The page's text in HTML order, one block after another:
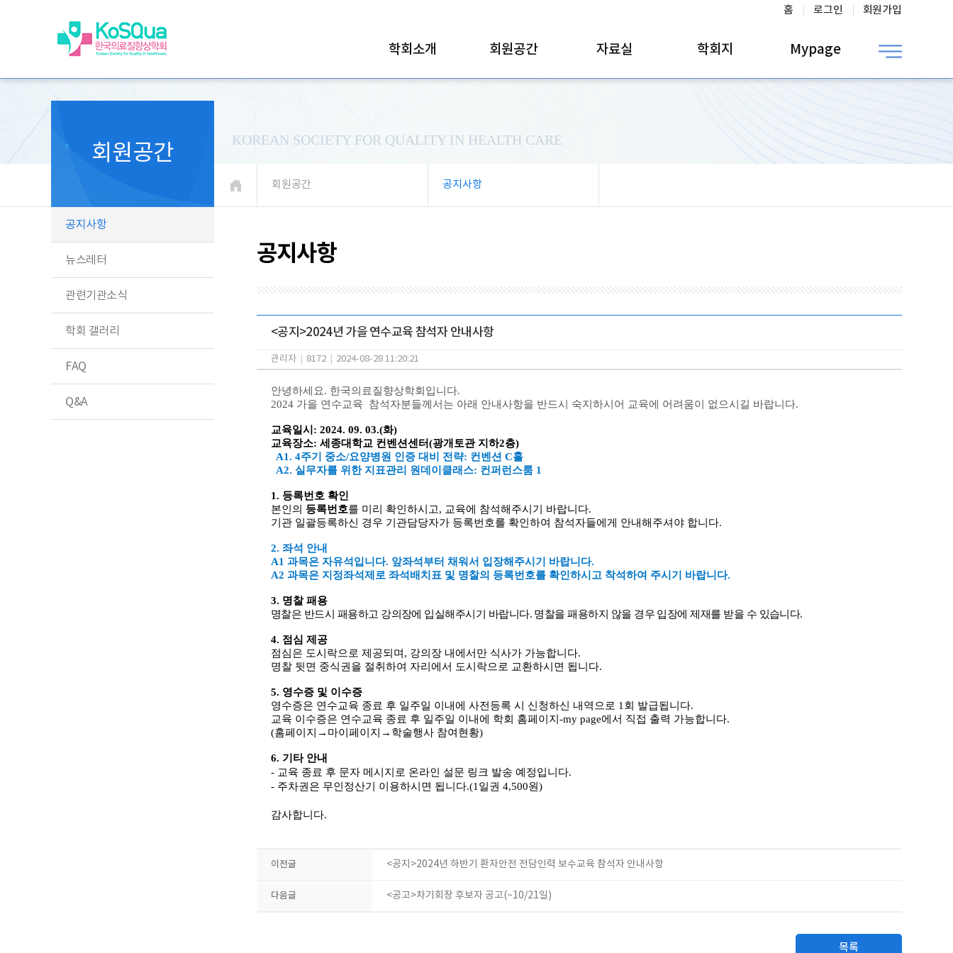
홈 로그인 회원가입
학회소개 회원공간 자료실 학회지 Mypage
KOREAN SOCIETY FOR QUALITY IN HEALTH CARE
회원공간 공지사항
회원공간
공지사항
뉴스레터
관련기관소식
학회 갤러리
FAQ
Q&A
공지사항
<공지>2024년 가을 연수교육 참석자 안내사항
관리자 8172 2024-08-28 11:20:21
안녕하세요. 한국의료질향상학회입니다.
2024 가을 연수교육 참석자분들께서는 아래 안내사항을 반드시 숙지하시어 교육에 어려움이 없으시길 바랍니다.
교육일시 : 2024. 09. 03.(화)
교육장소: 세종대학교 컨벤션센터(광개토관 지하2층)
A1. 4주기 중소/요양병원 인증 대비 전략: 컨벤션 C홀
A2. 실무자를 위한 지표관리 원데이클래스: 컨퍼런스룸 1
1. 등록번호 확인
본인의 등록번호를 미리 확인하시고, 교육에 참석해주시기 바랍니다.
기관 일괄등록하신 경우 기관담당자가 등록번호를 확인하여 참석자들에게 안내해주셔야 합니다.
2. 좌석 안내
A1 과목은 자유석입니다. 앞좌석부터 채워서 입장해주시기 바랍니다.
A2 과목은 지정좌석제로 좌석배치표 및 명찰의 등록번호를 확인하시고 착석하여 주시기 바랍니다.
3. 명찰 패용
명찰은 반드시 패용하고 강의장에 입실해주시기 바랍니다. 명찰을 패용하지 않을 경우 입장에 제재를 받을 수 있습니다.
4. 점심 제공
점심은 도시락으로 제공되며 , 강의장 내에서만 식사가 가능합니다.
명찰 뒷면 중식권을 절취하여 자리에서 도시락으로 교환하시면 됩니다.
5. 영수증 및 이수증
영수증은 연수교육 종료 후 일주일 이내에 사전등록 시 신청하신 내역으로 1 회 발급됩니다.
교육 이수증은 연수교육 종료 후 일주일 이내에 학회 홈페이지 -my page에서 직접 출력 가능합니다.
(홈페이지 → 마이페이지 → 학술행사 참여현황)
6. 기타 안내
- 교육 종료 후 문자 메시지로 온라인 설문 링크 발송 예정입니다.
- 주차권은 무인정산기 이용하시면 됩니다.(1 일권 4,500원)
감사합니다.
이전글 <공지>2024년 하반기 환자안전 전담인력 보수교육 참석자 안내사항
다음글 <공고>차기회장 후보자 공고(~10/21일)
목록